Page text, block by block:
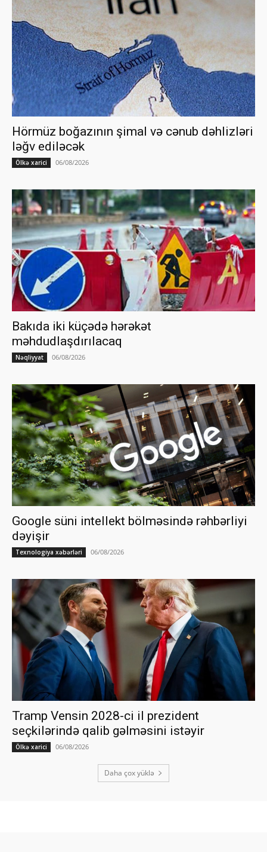
Hörmüz boğazının şimal və cənub dəhlizləri
ləğv ediləcək
Ölkə xarici 06/08/2026
Bakıda iki küçədə hərəkət
məhdudlaşdırılacaq
Nəqliyyat 06/08/2026
Google süni intellekt bölməsində rəhbərliyi
dəyişir
Texnologiya xəbərləri 06/08/2026
Tramp Vensin 2028-ci il prezident
seçkilərində qalib gəlməsini istəyir
Ölkə xarici 06/08/2026
Daha çox yüklə